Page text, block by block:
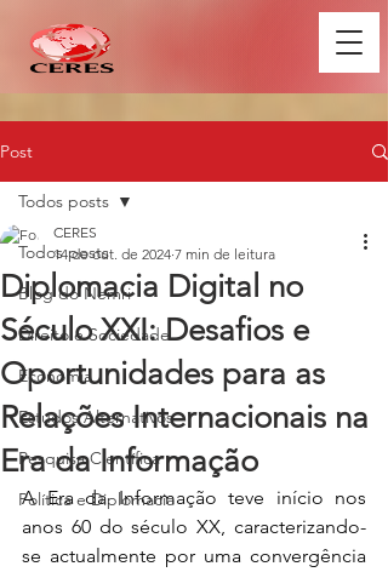
Post
Todos posts
Blog do Nemri
Direito e Sociedade
Economia
Estudos Alternativos
Pesquisa Científica
Política e Diplomacia
Todos posts
Diplomacia Digital no
Século XXI: Desafios e
Oportunidades para as
Relações Internacionais na
Era da Informação
CERES
14 de out. de 2024 7 min de leitura
A Era da Informação teve início nos
anos 60 do século XX, caracterizando-
se actualmente por uma convergência